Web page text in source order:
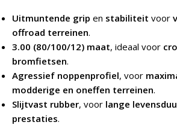
Uitmuntende grip en stabiliteit voor
offroad terreinen.
3.00 (80/100/12) maat, ideaal voor
bromfietsen.
Agressief noppenprofiel, voor
modderige en oneffen terreinen.
Slijtvast rubber, voor lange
prestaties.